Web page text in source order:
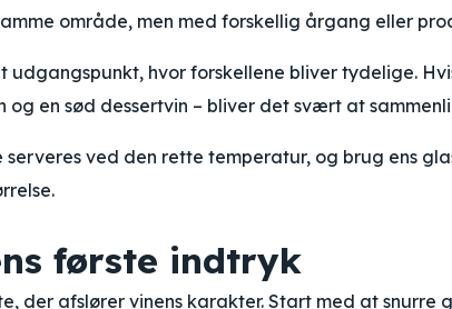
område, men med forskellig årgang eller
udgangspunkt, hvor forskellene bliver tydelige.
og en sød dessertvin – bliver det svært at
ved den rette temperatur, og brug ens
første indtryk
der afslører vinens karakter. Start med at snurre